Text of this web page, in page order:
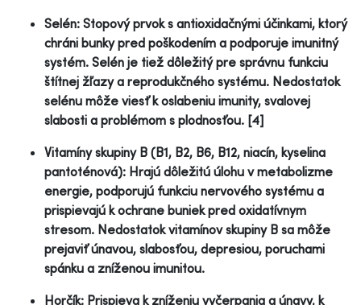
Selén: Stopový prvok s antioxidačnými účinkami, ktorý
chráni bunky pred poškodením a podporuje imunitný
systém. Selén je tiež dôležitý pre správnu funkciu
štítnej žľazy a reprodukčného systému. Nedostatok
selénu môže viesť k oslabeniu imunity, svalovej
slabosti a problémom s plodnosťou. [4]
Vitamíny skupiny B (B1, B2, B6, B12, niacín, kyselina
pantoténová): Hrajú dôležitú úlohu v metabolizme
energie, podporujú funkciu nervového systému a
prispievajú k ochrane buniek pred oxidatívnym
stresom. Nedostatok vitamínov skupiny B sa môže
prejaviť únavou, slabosťou, depresiou, poruchami
spánku a zníženou imunitou.
Horčík: Prispieva k zníženiu vyčerpania a únavy, k